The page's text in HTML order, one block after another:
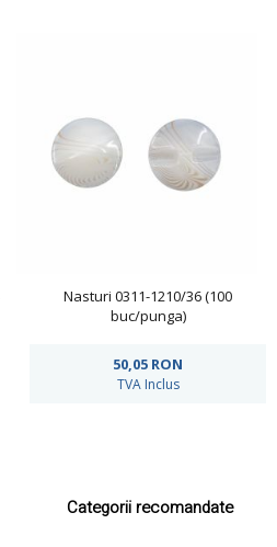
Nasturi 0311-1210/36 (100
buc/punga)
50,05 RON
TVA Inclus
Categorii recomandate